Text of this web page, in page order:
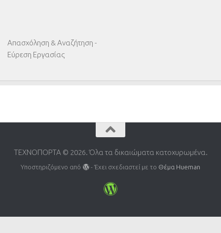
Απασχόληση & Αναζήτηση -
Εύρεση Εργασίας
ΤΕΧΝΟΠΟΡΤΑ © 2026. Όλα τα δικαιώματα κατοχυρωμένα.
Υποστηριζόμενο από - Έχει σχεδιαστεί με το Θέμα Ηueman